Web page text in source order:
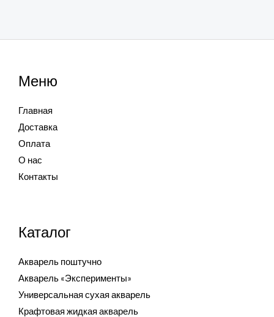
Меню
Главная
Доставка
Оплата
О нас
Контакты
Каталог
Акварель поштучно
Акварель «Эксперименты»
Универсальная сухая акварель
Крафтовая жидкая акварель